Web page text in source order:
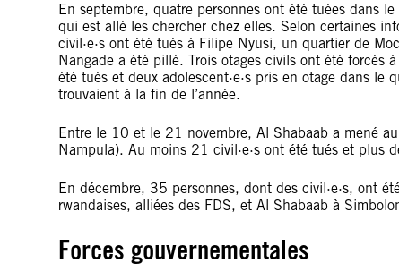
En septembre, quatre personnes ont été tuées dans
qui est allé les chercher chez elles. Selon certaines
civil·e·s ont été tués à Filipe Nyusi, un quartier de
Nangade a été pillé. Trois otages civils ont été forcés
été tués et deux adolescent·e·s pris en otage dans
trouvaient à la fin de l’année.
Entre le 10 et le 21 novembre, Al Shabaab a mené
Nampula). Au moins 21 civil·e·s ont été tués et plus
En décembre, 35 personnes, dont des civil·e·s, ont
rwandaises, alliées des FDS, et Al Shabaab à
Forces gouvernementales